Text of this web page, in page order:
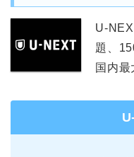
U-
題、
国内最